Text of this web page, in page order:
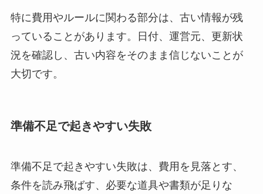
特に費用やルールに関わる部分は、古い情報が残
っていることがあります。日付、運営元、更新状
況を確認し、古い内容をそのまま信じないことが
大切です。
準備不足で起きやすい失敗
準備不足で起きやすい失敗は、費用を見落とす、
条件を読み飛ばす、必要な道具や書類が足りな